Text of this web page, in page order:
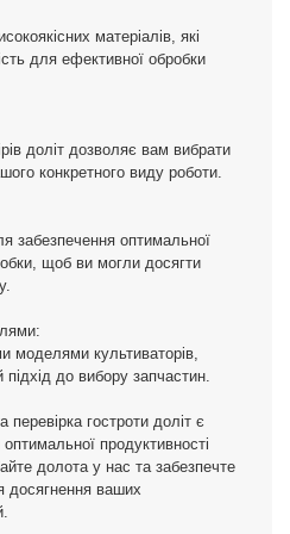
матеріалів, які
для ефективної обробки
доліт дозволяє вам вибрати
конкретного виду роботи.
забезпечення оптимальної
щоб ви могли досягти
моделями культиваторів,
до вибору запчастин.
перевірка гостроти доліт є
продуктивності
долота у нас та забезпечте
досягнення ваших